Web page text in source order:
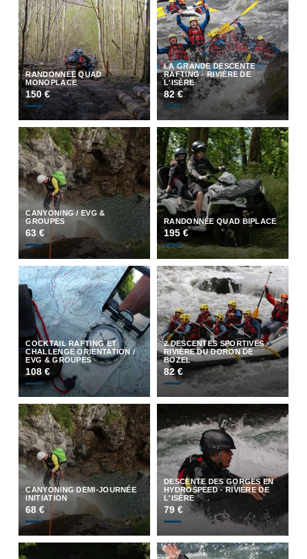
RANDONNÉE QUAD
MONOPLACE
150 €
LA GRANDE DESCENTE
RAFTING - RIVIÈRE DE
L'ISÈRE
82 €
CANYONING / EVG &
GROUPES
63 €
RANDONNÉE QUAD BIPLACE
195 €
COCKTAIL RAFTING ET
CHALLENGE ORIENTATION /
EVG & GROUPES
108 €
2 DESCENTES SPORTIVES -
RIVIÈRE DU DORON DE
BOZEL
82 €
CANYONING DEMI-JOURNÉE
INITIATION
68 €
DESCENTE DES GORGES EN
HYDROSPEED - RIVIÈRE DE
L'ISÈRE
79 €